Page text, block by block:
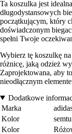
Ta koszulka jest
długodystansowych
początkującym, który
doświadczonym
spełni Twoje
Wybierz tę koszulkę
różnicę, jaką odzież
Zaprojektowana, aby
nieodłącznym
Dodatkowe
Marka
Kolor
Kolor